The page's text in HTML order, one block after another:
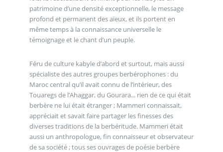
patrimoine d’une densité exceptionnelle, le message
profond et permanent des aïeux, et ils portent en
même temps à la connaissance universelle le
témoignage et le chant d’un peuple.
Féru de culture kabyle d’abord et surtout, mais aussi
spécialiste des autres groupes berbérophones : du
Maroc central qu’il avait connu de l’intérieur, des
Touaregs de l’Ahaggar, du Gourara... rien de ce qui était
berbère ne lui était étranger ; Mammeri connaissait,
appréciait et savait faire partager les finesses des
diverses traditions de la berbéritude. Mammeri était
aussi un anthropologue, fin connaisseur et observateur
de sa société ; tous ses ouvrages de poésie berbère